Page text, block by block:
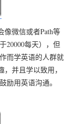
像微信或者Path等
20000每天），但
而学英语的人群就
并且学以致用，
励用英语沟通。